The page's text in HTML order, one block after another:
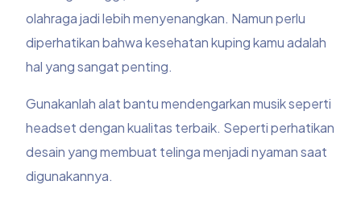
olahraga jadi lebih menyenangkan. Namun perlu
diperhatikan bahwa kesehatan kuping kamu adalah
hal yang sangat penting.
Gunakanlah alat bantu mendengarkan musik seperti
headset dengan kualitas terbaik. Seperti perhatikan
desain yang membuat telinga menjadi nyaman saat
digunakannya.